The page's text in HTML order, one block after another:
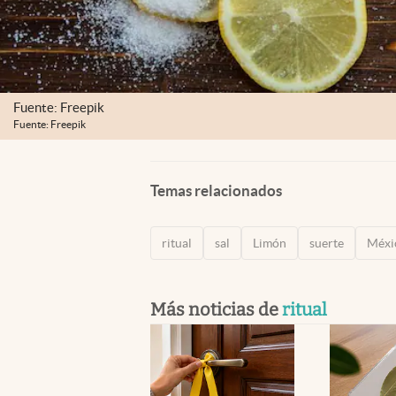
Fuente: Freepik
Fuente: Freepik
Temas relacionados
ritual sal Limón suerte
Más noticias deritual